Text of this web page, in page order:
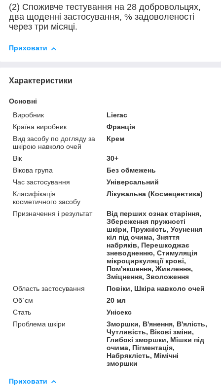
(2) Споживче тестування на 28 добровольцях,
два щоденні застосування, % задоволеності
через три місяці.
Приховати
Характеристики
Основні
Виробник
Lierac
Країна виробник
Франція
Вид засобу по догляду за
шкірою навколо очей
Крем
Вік
30+
Вікова група
Без обмежень
Час застосування
Універсальний
Класифікація
косметичного засобу
Лікувальна (Космецевтика)
Призначення і результат
Від перших ознак старіння,
Збереження пружності
шкіри, Пружність, Усунення
кіл під очима, Зняття
набряків, Перешкоджає
зневодненню, Стимуляція
мікроциркуляції крові,
Пом'якшення, Живлення,
Зміцнення, Зволоження
Область застосування
Повіки, Шкіра навколо очей
Об`єм
20 мл
Стать
Унісекс
Проблема шкіри
Зморшки, В'янення, В'ялість,
Чутливість, Вікові зміни,
Глибокі зморшки, Мішки під
очима, Пігментація,
Набряклість, Мімічні
зморшки
Приховати